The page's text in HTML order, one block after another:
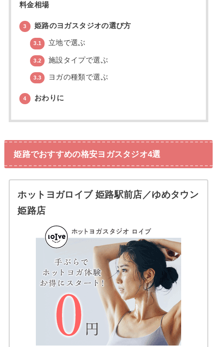
料金相場
3 姫路のヨガスタジオの選び方
3.1 立地で選ぶ
3.2 施設タイプで選ぶ
3.3 ヨガの種類で選ぶ
4 おわりに
姫路でおすすめの格安ヨガスタジオ4選
ホットヨガロイブ 姫路駅前店／ゆめタウン
姫路店